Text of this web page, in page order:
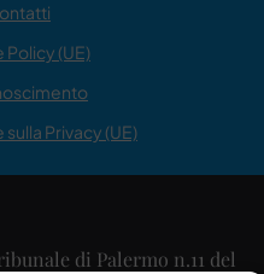
Policy (UE)
Privacy (UE)
di Palermo n.11 del